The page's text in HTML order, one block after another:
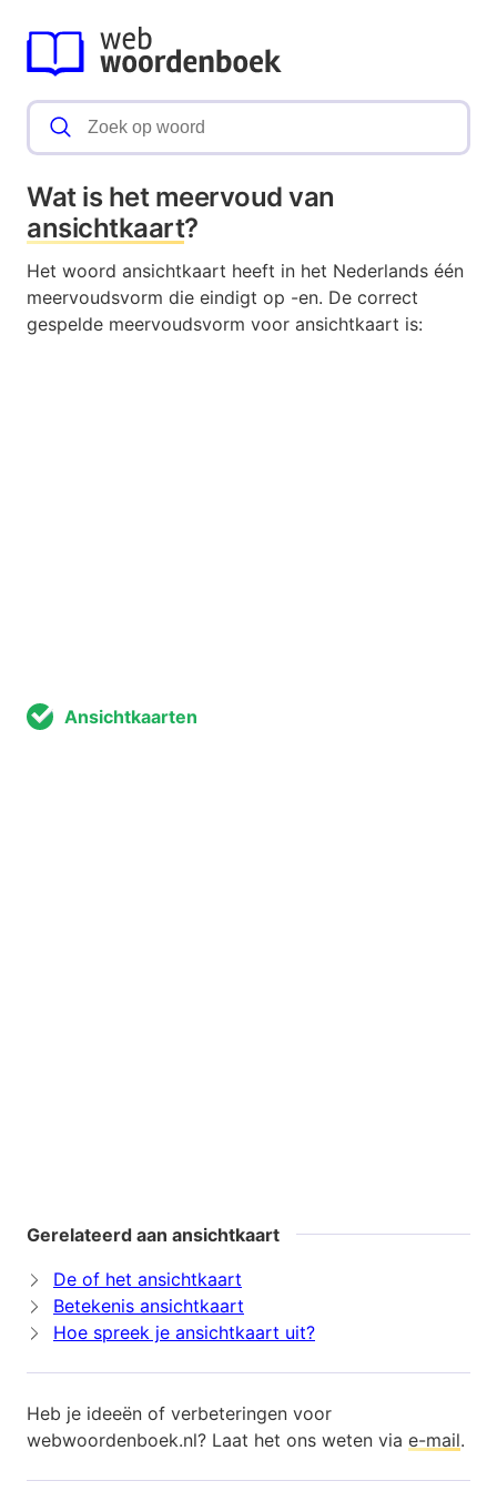
Wat is het meervoud van
ansichtkaart?
Het woord ansichtkaart heeft in het Nederlands één
meervoudsvorm die eindigt op -en. De correct
gespelde meervoudsvorm voor ansichtkaart is:
Ansichtkaarten
Gerelateerd aan ansichtkaart
De of het ansichtkaart
Betekenis ansichtkaart
Hoe spreek je ansichtkaart uit?
Heb je ideeën of verbeteringen voor
webwoordenboek.nl? Laat het ons weten via e-mail.